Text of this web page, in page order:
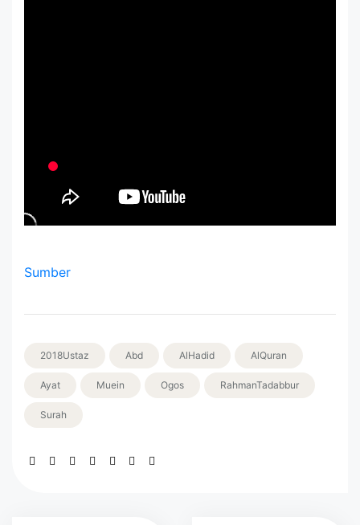
Sumber
2018Ustaz Abd AlHadid AlQuran
Ayat Muein Ogos RahmanTadabbur
Surah